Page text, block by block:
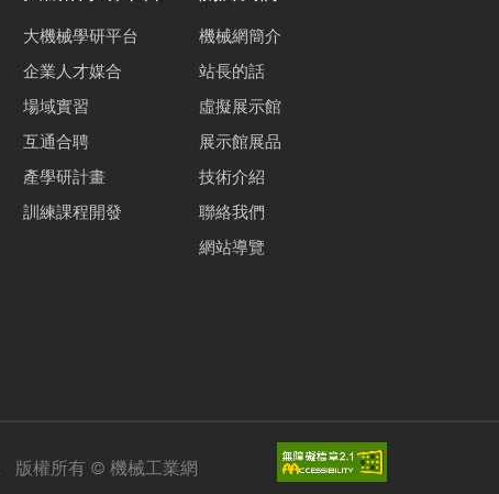
大機械學研平台
企業人才媒合
場域實習
互通合聘
產學研計畫
訓練課程開發
機械網簡介
站長的話
虛擬展示館
展示館展品
技術介紹
聯絡我們
網站導覽
版權所有 © 機械工業網